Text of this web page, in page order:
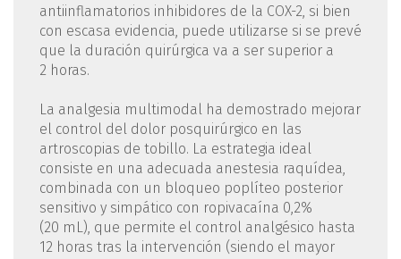
antiinflamatorios inhibidores de la COX-2, si bien
con escasa evidencia, puede utilizarse si se prevé
que la duración quirúrgica va a ser superior a
2 horas.
La analgesia multimodal ha demostrado mejorar
el control del dolor posquirúrgico en las
artroscopias de tobillo. La estrategia ideal
consiste en una adecuada anestesia raquídea,
combinada con un bloqueo poplíteo posterior
sensitivo y simpático con ropivacaína 0,2%
(20 mL), que permite el control analgésico hasta
12 horas tras la intervención (siendo el mayor